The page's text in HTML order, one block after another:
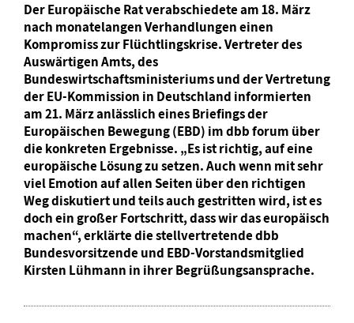
Der Europäische Rat verabschiedete am 18. März
nach monatelangen Verhandlungen einen
Kompromiss zur Flüchtlingskrise. Vertreter des
Auswärtigen Amts, des
Bundeswirtschaftsministeriums und der Vertretung
der EU-Kommission in Deutschland informierten
am 21. März anlässlich eines Briefings der
Europäischen Bewegung (EBD) im dbb forum über
die konkreten Ergebnisse. „Es ist richtig, auf eine
europäische Lösung zu setzen. Auch wenn mit sehr
viel Emotion auf allen Seiten über den richtigen
Weg diskutiert und teils auch gestritten wird, ist es
doch ein großer Fortschritt, dass wir das europäisch
machen“, erklärte die stellvertretende dbb
Bundesvorsitzende und EBD-Vorstandsmitglied
Kirsten Lühmann in ihrer Begrüßungsansprache.